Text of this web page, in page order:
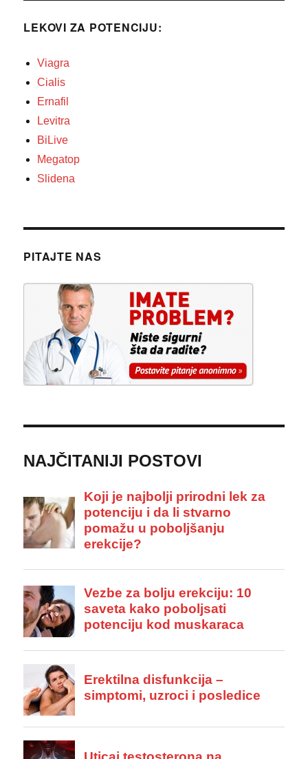
LEKOVI ZA POTENCIJU:
Viagra
Cialis
Ernafil
Levitra
BiLive
Megatop
Slidena
PITAJTE NAS
NAJČITANIJI POSTOVI